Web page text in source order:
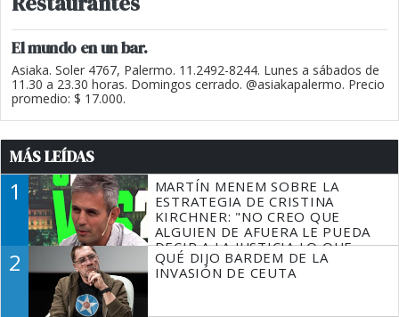
El mundo en un bar.
Asiaka. Soler 4767, Palermo. 11.2492-8244. Lunes a sábados de
11.30 a 23.30 horas. Domingos cerrado. @asiakapalermo. Precio
promedio: $ 17.000.
MÁS LEÍDAS
1
MARTÍN MENEM SOBRE LA
ESTRATEGIA DE CRISTINA
KIRCHNER: "NO CREO QUE
ALGUIEN DE AFUERA LE PUEDA
DECIR A LA JUSTICIA LO QUE
TIENE QUE HACER"
2
QUÉ DIJO BARDEM DE LA
INVASIÓN DE CEUTA